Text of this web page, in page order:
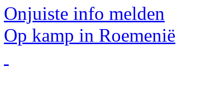
Onjuiste info melden
Op kamp in Roemenië